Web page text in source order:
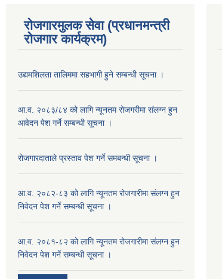
रोजगारमुलक सेवा (प्रधानमन्त्री
रोजगार कार्यक्रम)
उद्यमशिलता तालिममा सहभागी हुने सम्बन्धी सूचना ।
आ.व. २०८३/८४ को लागि न्यूनतम रोजगरीमा संलग्न हुन
आवेदन पेश गर्ने सम्बन्धी सूचना ।
रोजगारदाताले प्रस्ताव पेश गर्ने समबन्धी सूचना ।
आ.व. २०८२-८३ को लागि न्यूनतम रोजगारीमा संलग्न हुन
निवेदन पेश गर्ने सम्बन्धी सूचना ।
आ.व. २०८१-८२ को लागि न्यूनतम रोजगारीमा संलग्न हुन
निवेदन पेश गर्ने सम्बन्धी सूचना ।